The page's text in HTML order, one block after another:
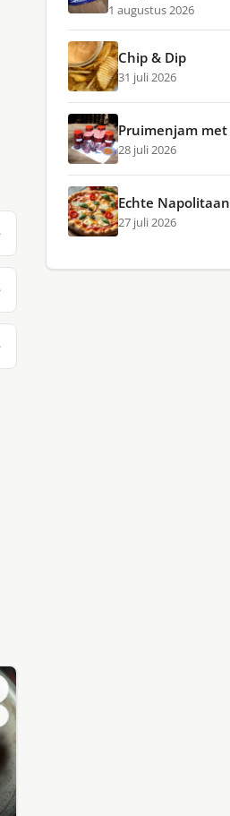
1 augustus 2026
Chip & Dip
31 juli 2026
Pruimenjam
28 juli 2026
Echte
27 juli 2026